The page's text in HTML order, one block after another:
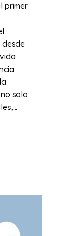
primer
desde
solo